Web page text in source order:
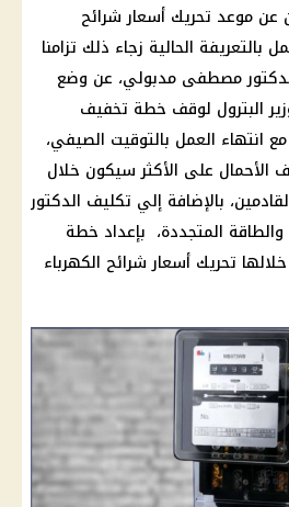
عن موعد تحريك أسعار شرائح
بالتعريفة الحالية زجاء ذلك تزامنا
مصطفى مدبولي، عن وضع
البترول لوقف خطة تخفيف
انتهاء العمل بالتوقيت الصيفي،
الأحمال على الأكثر سيكون خلال
بالإضافة إلي تكليف الدكتور
والطاقة المتجددة، بإعداد خطة
أسعار شرائح الكهرباء